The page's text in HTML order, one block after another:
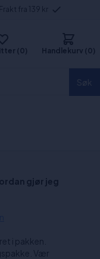
Frakt fra 139 kr
(0) Handlekurv (0)
gjør jeg
i pakken.
Vær